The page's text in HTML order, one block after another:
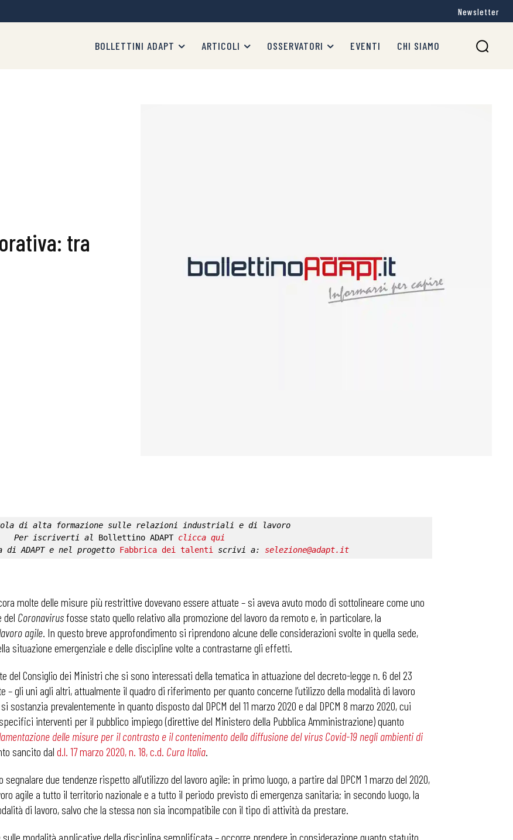
Newsletter
BOLLETTINI ADAPT ARTICOLI OSSERVATORI EVENTI CHI SIAMO
tra
di alta formazione sulle relazioni industriali e di lavoro
Per iscriverti al Bollettino ADAPT clicca qui
di ADAPT e nel progetto Fabbrica dei talenti scrivi a: selezione@adapt.it
molte delle misure più restrittive dovevano essere attuate – si aveva avuto modo di sottolineare come uno
del Coronavirusfosse stato quello relativo alla promozione del lavoro da remoto e, in particolare, la
lavoro agile. In questo breve approfondimento si riprendono alcune delle considerazioni svolte in quella sede,
situazione emergenziale e delle discipline volte a contrastarne gli effetti.
del Consiglio dei Ministri che si sono interessati della tematica in attuazione del decreto-legge n. 6 del 23
gli uni agli altri, attualmente il quadro di riferimento per quanto concerne l’utilizzo della modalità di lavoro
sostanzia prevalentemente in quanto disposto dal DPCM del 11 marzo 2020 e dal DPCM 8 marzo 2020, cui
interventi per il pubblico impiego (direttive del Ministero della Pubblica Amministrazione) quanto
delle misure per il contrasto e il contenimento della diffusione del virus Covid-19 negli ambienti di
sancito dal d.l. 17 marzo 2020, n. 18, c.d. Cura Italia.
due tendenze rispetto all’utilizzo del lavoro agile: in primo luogo, a partire dal DPCM 1 marzo del 2020,
agile a tutto il territorio nazionale e a tutto il periodo previsto di emergenza sanitaria; in secondo luogo, la
di lavoro, salvo che la stessa non sia incompatibile con il tipo di attività da prestare.
modalità applicative della disciplina semplificata – occorre prendere in considerazione quanto statuito